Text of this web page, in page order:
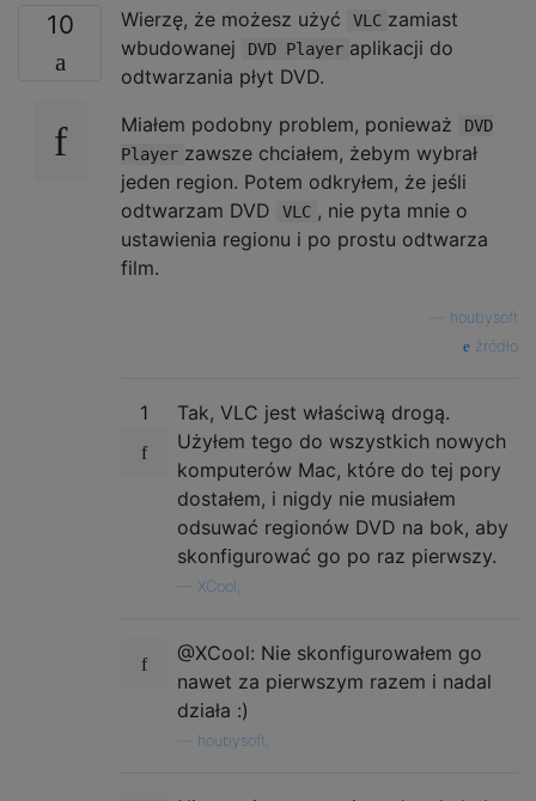
10 Wierzę, że możesz użyć VLC zamiast
wbudowanej
DVD Player aplikacji do
odtwarzania płyt DVD.
Miałem podobny problem, ponieważ
DVD
Player zawsze chciałem, żebym wybrał
jeden region. Potem odkryłem, że jeśli
odtwarzam DVD
VLC , nie pyta mnie o
ustawienia regionu i po prostu odtwarza
film.
houbysoft
źródło
1
Tak, VLC jest właściwą drogą.
Użyłem tego do wszystkich nowych
komputerów Mac, które do tej pory
dostałem, i nigdy nie musiałem
odsuwać regionów DVD na bok, aby
skonfigurować go po raz pierwszy.
XCool,
@XCool: Nie skonfigurowałem go
nawet za pierwszym razem i nadal
działa :)
houbysoft,